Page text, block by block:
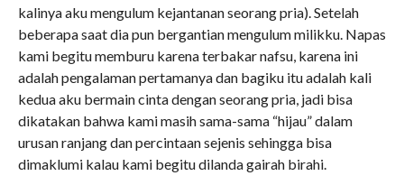
kalinya aku mengulum kejantanan seorang pria). Setelah
beberapa saat dia pun bergantian mengulum milikku. Napas
kami begitu memburu karena terbakar nafsu, karena ini
adalah pengalaman pertamanya dan bagiku itu adalah kali
kedua aku bermain cinta dengan seorang pria, jadi bisa
dikatakan bahwa kami masih sama-sama “hijau” dalam
urusan ranjang dan percintaan sejenis sehingga bisa
dimaklumi kalau kami begitu dilanda gairah birahi.